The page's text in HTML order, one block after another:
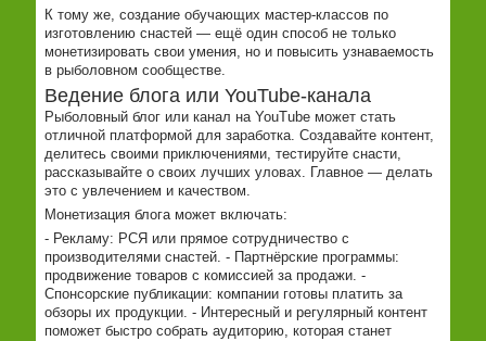
К тому же, создание обучающих мастер-классов по
изготовлению снастей — ещё один способ не только
монетизировать свои умения, но и повысить узнаваемость
в рыболовном сообществе.
Ведение блога или YouTube-канала
Рыболовный блог или канал на YouTube может стать
отличной платформой для заработка. Создавайте контент,
делитесь своими приключениями, тестируйте снасти,
рассказывайте о своих лучших уловах. Главное — делать
это с увлечением и качеством.
Монетизация блога может включать:
- Рекламу: РСЯ или прямое сотрудничество с
производителями снастей. - Партнёрские программы:
продвижение товаров с комиссией за продажи. -
Спонсорские публикации: компании готовы платить за
обзоры их продукции. - Интересный и регулярный контент
поможет быстро собрать аудиторию, которая станет